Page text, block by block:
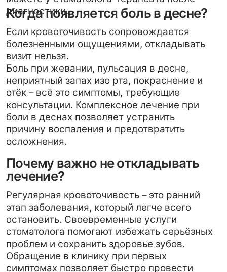
Почему важно не откладывать
лечение?
Регулярная кровоточивость – это ранний
этап заболевания, который легче всего
остановить. Своевременные услуги
стоматолога помогают избежать серьёзных
проблем и сохранить здоровье зубов.
Обращение в клинику при первых
симптомах позволяет быстро провести
лечение и вернуть комфорт без сложных
процедур.
Здоровые дёсны – это не только красивая
улыбка, но и важная часть общего
здоровья организма. Получить
консультацию стоматолога и записаться на
прием в клинику «Твой стоматолог» по
телефону
Вернуться назад
Вернуться назад